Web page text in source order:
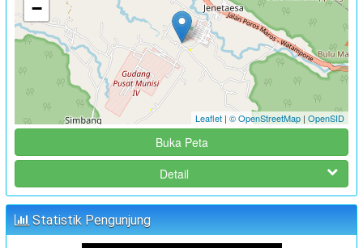
Koordinator JUFRI (SEKDES SAMBUEJA)
FOKUS GROUP DISKUSSION (FGD) FORUM PEREMPUAN
PENYUSUNAN RKPDes TAHUN 2025
Waktu : 02 Juli 2024 15:00:00
Lokasi : Aula Kantor Desa Sambueja
JUFRI (SEKDES SAMBUEJA)
MUSRENBANGDES PENYUSUNAN RKPDes T.A 2025 DAN
DU-RKP T.A 2026
Waktu
Lokasi : Aula Kantor Desa Sambueja
−
Leaflet | © OpenStreetMap | OpenSID
Buka Peta
Detail
Statistik Pengunjung